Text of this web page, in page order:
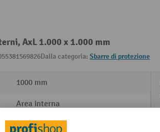
AxL 1.000 x 1.000 mm
Dalla categoria: Sbarre di protezione
1000 mm
Area interna
giallo